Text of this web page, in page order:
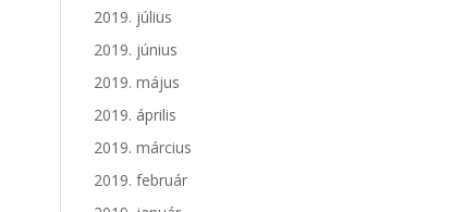
2019. július
2019. június
2019. május
2019. április
2019. március
2019. február